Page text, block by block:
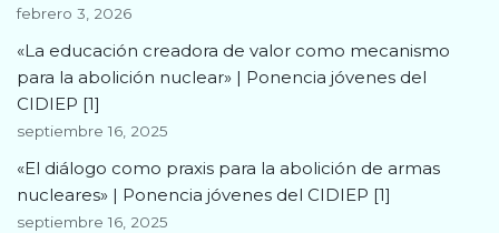
febrero 3, 2026
«La educación creadora de valor como mecanismo
para la abolición nuclear» | Ponencia jóvenes del
CIDIEP [1]
septiembre 16, 2025
«El diálogo como praxis para la abolición de armas
nucleares» | Ponencia jóvenes del CIDIEP [1]
septiembre 16, 2025